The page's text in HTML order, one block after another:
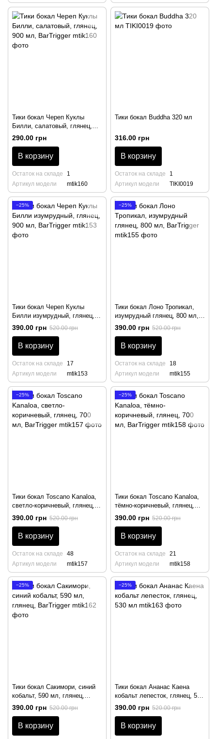
Тики бокал Череп Куклы
Билли, салатовый, глянец,
900 мл, BarTrigger
290.00 грн
В корзину
Остаток на складе
1
Артикул модели
mtik160
Тики бокал Buddha 320 мл
316.00 грн
В корзину
Остаток на складе
1
Артикул модели
TIKI0019
−25%
Тики бокал Череп Куклы
Билли изумрудный, глянец,
900 мл, BarTrigger
390.00 грн 520.00 грн
В корзину
Остаток на складе
17
Артикул модели
mtik153
−25%
Тики бокал Лоно Тропикал,
изумрудный глянец, 800 мл,
BarTrigger
390.00 грн 520.00 грн
В корзину
Остаток на складе
18
Артикул модели
mtik155
−25%
Тики бокал Toscano Kanaloa,
светло-коричневый, глянец,
700 мл, BarTrigger
390.00 грн 520.00 грн
В корзину
Остаток на складе
48
Артикул модели
mtik157
−25%
Тики бокал Toscano Kanaloa,
тёмно-коричневый, глянец,
700 мл, BarTrigger
390.00 грн 520.00 грн
В корзину
Остаток на складе
21
Артикул модели
mtik158
−25%
Тики бокал Сакимори, синий
кобальт, 590 мл, глянец,
BarTrigger
390.00 грн 520.00 грн
В корзину
−25%
Тики бокал Ананас Каена
кобальт лепесток, глянец, 530
мл
390.00 грн 520.00 грн
В корзину